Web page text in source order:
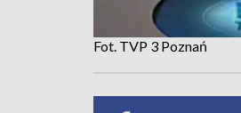
Fot. TVP 3 Poznań